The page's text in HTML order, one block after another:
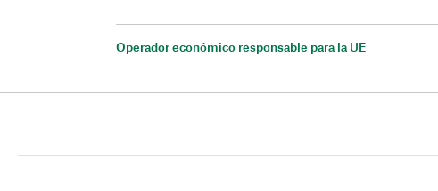
Operador económico responsable para la UE